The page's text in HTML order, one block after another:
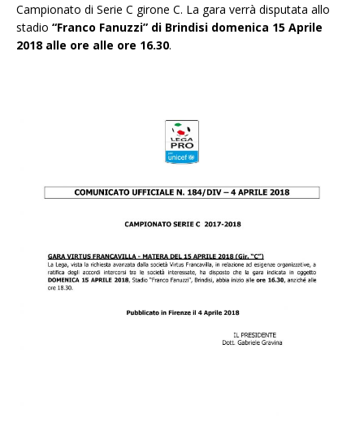
Campionato di Serie C girone C. La gara verrà disputata allo
stadio “Franco Fanuzzi” di Brindisi domenica 15 Aprile
2018 alle ore alle ore 16.30.